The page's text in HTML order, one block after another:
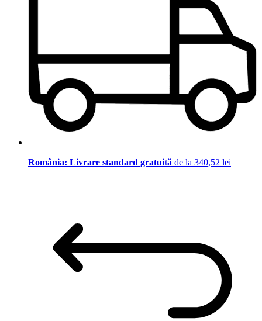
România: Livrare standard gratuită de la 340,52 lei